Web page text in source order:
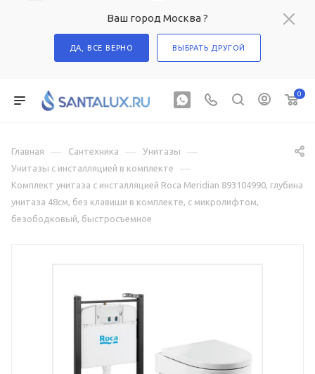
Ваш город Москва ?
ДА, ВСЕ ВЕРНО ВЫБРАТЬ ДРУГОЙ
0
Главная — Сантехника — Унитазы —
Унитазы с инсталляцией в комплекте —
Комплект унитаза с инсталляцией Roca Meridian 893104990, глубина
унитаза 48см, без клавиши в комплекте, с микролифтом,
безободковый, быстросъемное